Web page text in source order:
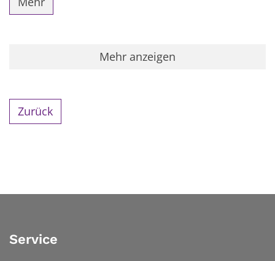
Mehr anzeigen
Zurück
Service